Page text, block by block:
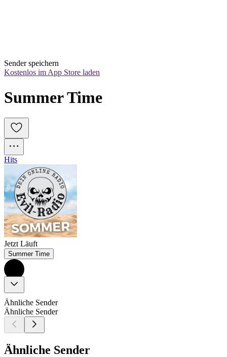
Sender speichern
Kostenlos im App Store laden
Summer Time
Hits
Jetzt Läuft
Summer Time
Ähnliche Sender
Ähnliche Sender
Ähnliche Sender